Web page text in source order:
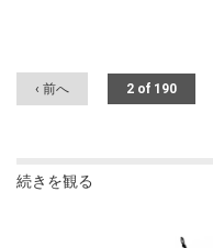
‹ 前へ 2 of 190
続きを観る